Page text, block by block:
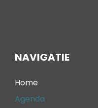
NAVIGATIE
Home
Agenda